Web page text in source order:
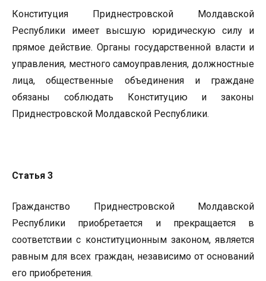
Конституция Приднестровской Молдавской
Республики имеет высшую юридическую силу и
прямое действие. Органы государственной власти и
управления, местного самоуправления, должностные
лица, общественные объединения и граждане
обязаны соблюдать Конституцию и законы
Приднестровской Молдавской Республики.
Статья 3
Гражданство Приднестровской Молдавской
Республики приобретается и прекращается в
соответствии с конституционным законом, является
равным для всех граждан, независимо от оснований
его приобретения.